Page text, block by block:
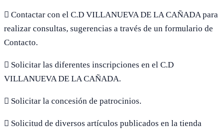
 Contactar con el C.D VILLANUEVA DE LA CAÑADA para
realizar consultas, sugerencias a través de un formulario de
Contacto.
 Solicitar las diferentes inscripciones en el C.D
VILLANUEVA DE LA CAÑADA.
 Solicitar la concesión de patrocinios.
 Solicitud de diversos artículos publicados en la tienda